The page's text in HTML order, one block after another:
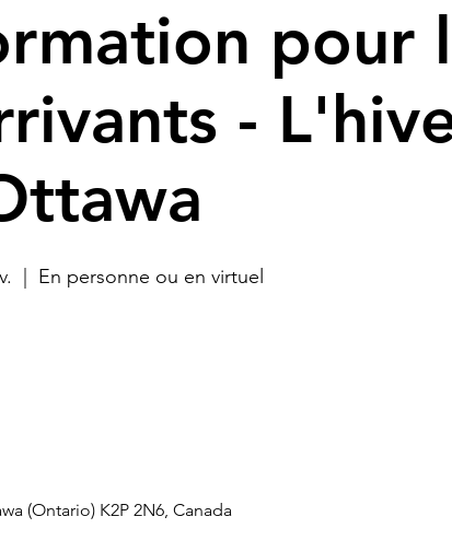
pour
-
En personne ou en virtuel
(Ontario) K2P 2N6, Canada